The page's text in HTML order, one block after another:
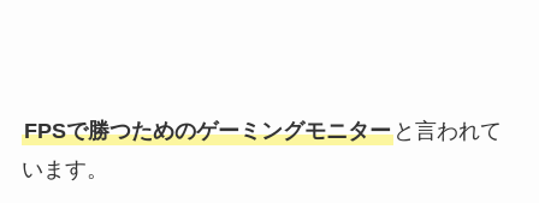
FPSで勝つためのゲーミングモニターと言われて
います。